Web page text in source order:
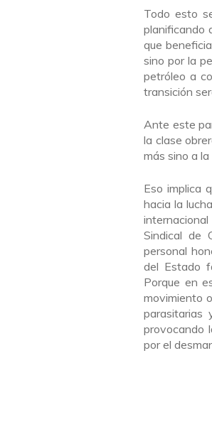
Todo esto
planificando
que
sino por la
petróleo a
transición
Ante este
la clase
más sino a
Eso implica
hacia la
internacional
Sindical de
personal
del Estado
Porque en
movimiento
parasitarias
provocando
por el